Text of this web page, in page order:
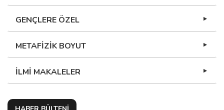
GENÇLERE ÖZEL
METAFİZİK BOYUT
İLMİ MAKALELER